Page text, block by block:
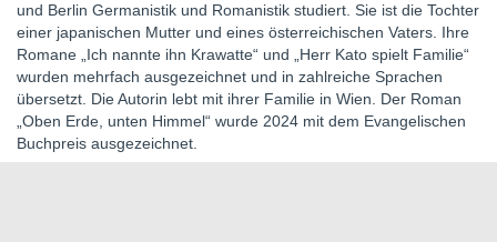
und Berlin Germanistik und Romanistik studiert. Sie ist die Tochter
einer japanischen Mutter und eines österreichischen Vaters. Ihre
Romane „Ich nannte ihn Krawatte“ und „Herr Kato spielt Familie“
wurden mehrfach ausgezeichnet und in zahlreiche Sprachen
übersetzt. Die Autorin lebt mit ihrer Familie in Wien. Der Roman
„Oben Erde, unten Himmel“ wurde 2024 mit dem Evangelischen
Buchpreis ausgezeichnet.